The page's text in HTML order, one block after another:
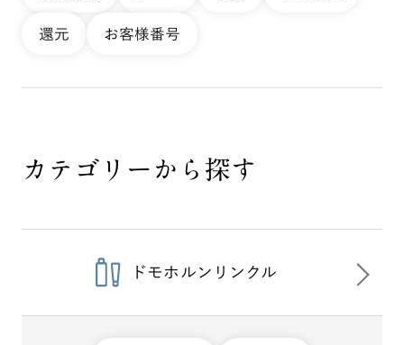
還元 お客様番号
カテゴリーから探す
ドモホルンリンクル